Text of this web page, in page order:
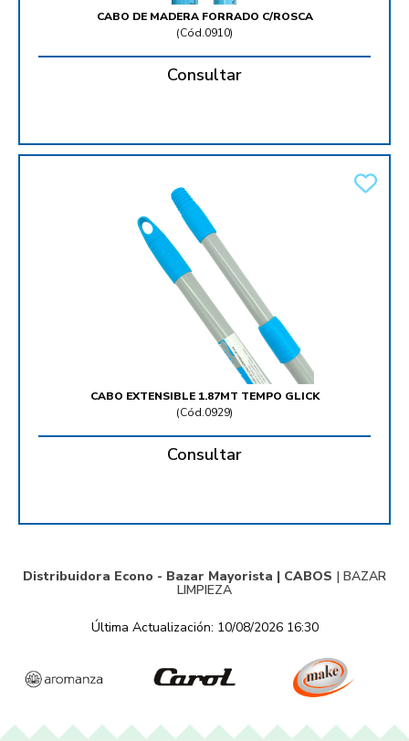
CABO DE MADERA FORRADO C/ROSCA
(Cód.0910)
Consultar
CABO EXTENSIBLE 1.87MT TEMPO GLICK
(Cód.0929)
Consultar
Distribuidora Econo - Bazar Mayorista | CABOS | BAZAR
LIMPIEZA
Última Actualización: 10/08/2026 16:30